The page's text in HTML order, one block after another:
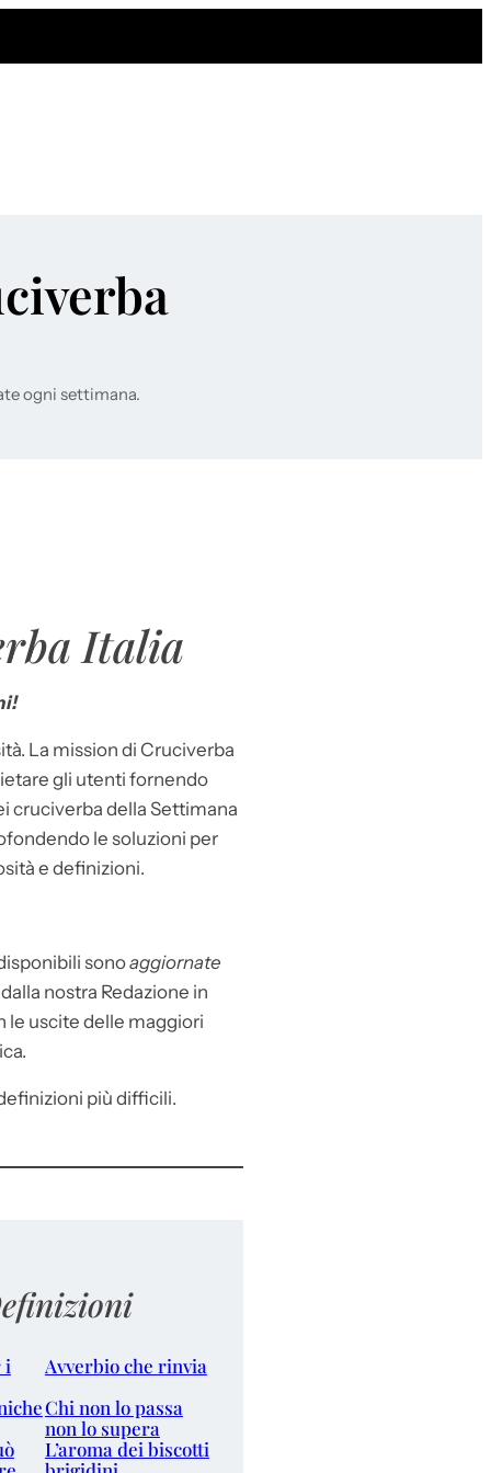
ogni settimana.
Italia
La mission di Cruciverba
gli utenti fornendo
cruciverba della Settimana
le soluzioni per
e definizioni.
sonoaggiornate
dalla nostra Redazione in
le uscite delle maggiori
più difficili.
i
Avverbio che rinvia
Chi non lo passa
non lo supera
L’aroma dei biscotti